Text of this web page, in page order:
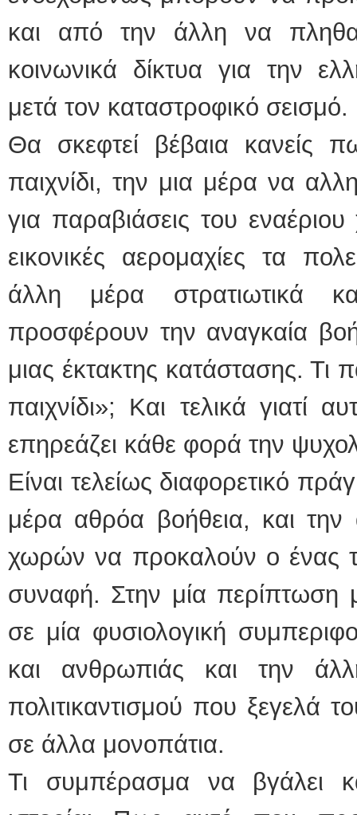
και από την άλλη να
κοινωνικά δίκτυα για την
μετά τον καταστροφικό σεισμό.
Θα σκεφτεί βέβαια κανείς
παιχνίδι, την μια μέρα να
για παραβιάσεις του
εικονικές αερομαχίες τα
άλλη μέρα στρατιωτικά
προσφέρουν την αναγκαία
μιας έκτακτης κατάστασης. Τι
παιχνίδι»; Και τελικά γιατί
επηρεάζει κάθε φορά την
Είναι τελείως διαφορετικό
μέρα αθρόα βοήθεια, και την
χωρών να προκαλούν ο ένας
συναφή. Στην μία περίπτωση
σε μία φυσιολογική
και ανθρωπιάς και την
πολιτικαντισμού που ξεγελά
σε άλλα μονοπάτια.
Τι συμπέρασμα να βγάλει